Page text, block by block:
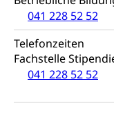
041 228 52 52
Telefonzeiten
Fachstelle
041 228 52 52
Soziales
Betäubungsmittel,